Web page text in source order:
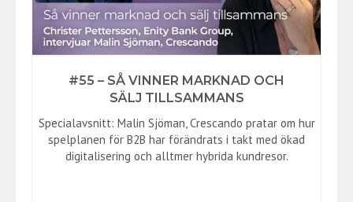
#55 – SÅ VINNER MARKNAD OCH
SÄLJ TILLSAMMANS
Specialavsnitt: Malin Sjöman, Crescando pratar om hur
spelplanen för B2B har förändrats i takt med ökad
digitalisering och alltmer hybrida kundresor.